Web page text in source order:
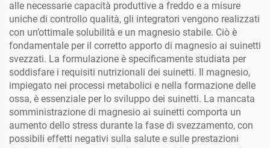
alle necessarie capacità produttive a freddo e a misure
uniche di controllo qualità, gli integratori vengono realizzati
con un’ottimale solubilità e un magnesio stabile. Ciò è
fondamentale per il corretto apporto di magnesio ai suinetti
svezzati. La formulazione è specificamente studiata per
soddisfare i requisiti nutrizionali dei suinetti. Il magnesio,
impiegato nei processi metabolici e nella formazione delle
ossa, è essenziale per lo sviluppo dei suinetti. La mancata
somministrazione di magnesio ai suinetti comporta un
aumento dello stress durante la fase di svezzamento, con
possibili effetti negativi sulla salute e sulle prestazioni